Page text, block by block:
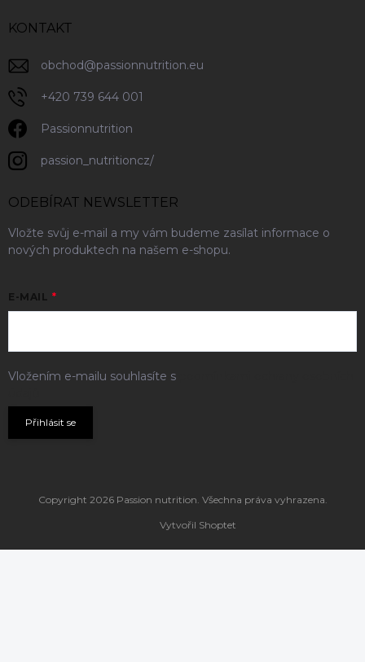
KONTAKT
obchod@passionnutrition.eu
+420 739 644 001
Passionnutrition
passion_nutritioncz/
ODEBÍRAT NEWSLETTER
Vložte svůj e-mail a my vám budeme zasílat informace o
nových produktech na našem e-shopu.
E-MAIL
Vložením e-mailu souhlasíte s
Přihlásit se
Vytvořil Shoptet
Copyright 2026 Passion nutrition. Všechna práva vyhrazena.